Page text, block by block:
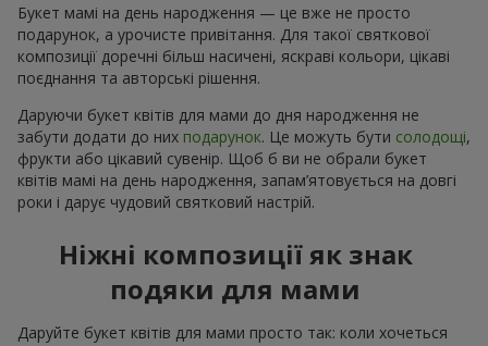
Букет мамі на день народження — це вже не просто
подарунок, а урочисте привітання. Для такої святкової
композиції доречні більш насичені, яскраві кольори, цікаві
поєднання та авторські рішення.
Даруючи букет квітів для мами до дня народження не
забути додати до них подарунок. Це можуть бути солодощі,
фрукти або цікавий сувенір. Щоб б ви не обрали букет
квітів мамі на день народження, запам’ятовується на довгі
роки і дарує чудовий святковий настрій.
Ніжні композиції як знак
подяки для мами
Даруйте букет квітів для мами просто так: коли хочеться